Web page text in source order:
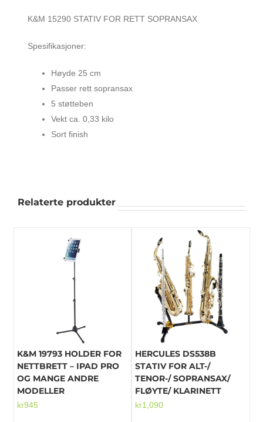
K&M 15290 STATIV FOR RETT SOPRANSAX
Spesifikasjoner:
Høyde 25 cm
Passer rett sopransax
5 støtteben
Vekt ca. 0,33 kilo
Sort finish
Relaterte produkter
K&M 19793 HOLDER FOR
NETTBRETT – IPAD PRO
OG MANGE ANDRE
MODELLER
kr945
HERCULES DS538B
STATIV FOR ALT-/
TENOR-/ SOPRANSAX/
FLØYTE/ KLARINETT
kr1,090